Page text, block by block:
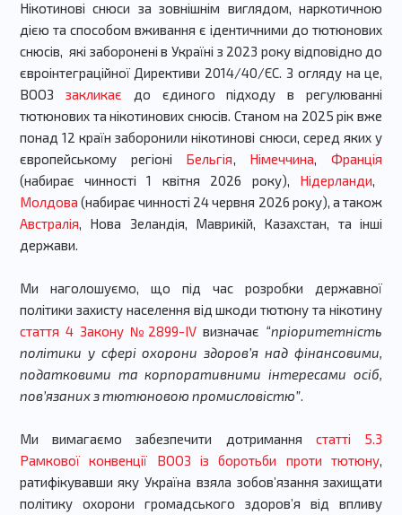
Нікотинові снюси за зовнішнім виглядом, наркотичною
дією та способом вживання є ідентичними до тютюнових
снюсів, які заборонені в Україні з 2023 року відповідно до
євроінтеграційної Директиви 2014/40/ЄС. З огляду на це,
ВООЗ закликає до єдиного підходу в регулюванні
тютюнових та нікотинових снюсів. Станом на 2025 рік вже
понад 12 країн заборонили нікотинові снюси, серед яких у
європейському регіоні Бельгія, Німеччина, Франція
(набирає чинності 1 квітня 2026 року), Нідерланди,
Молдова (набирає чинності 24 червня 2026 року), а також
Австралія, Нова Зеландія, Маврикій, Казахстан, та інші
держави.
Ми наголошуємо, що під час розробки державної
політики захисту населення від шкоди тютюну та нікотину
стаття 4 Закону №2899-IV визначає “пріоритетність
політики у сфері охорони здоров’я над фінансовими,
податковими та корпоративними інтересами осіб,
пов’язаних з тютюновою промисловістю”.
Ми вимагаємо забезпечити дотримання статті 5.3
Рамкової конвенції ВООЗ із боротьби проти тютюну,
ратифікувавши яку Україна взяла зобовʼязання захищати
політику охорони громадського здоров’я від впливу